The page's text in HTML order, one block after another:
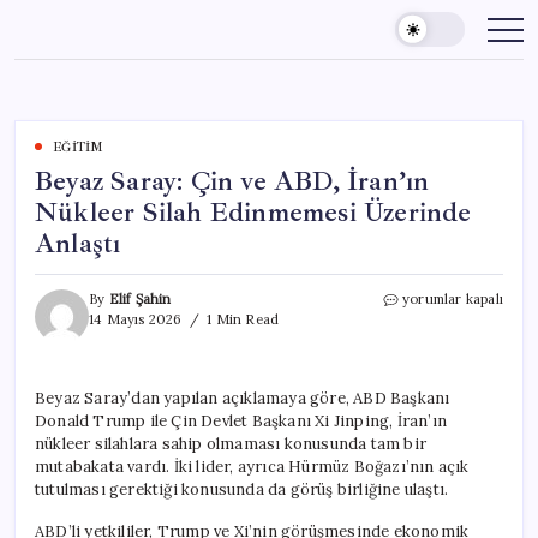
content
EĞITIM
Beyaz Saray: Çin ve ABD, İran’ın
Nükleer Silah Edinmemesi Üzerinde
Anlaştı
By Elif Şahin
14 Mayıs 2026
1 Min Read
Beyaz
İran’ın
Nükleer
Silah
Edinmemesi
Üzerinde
Anlaştı
için
yorumlar kapalı
Beyaz Saray’dan yapılan açıklamaya göre, ABD Başkanı
Donald Trump ile Çin Devlet Başkanı Xi Jinping, İran’ın
nükleer silahlara sahip olmaması konusunda tam bir
mutabakata vardı. İki lider, ayrıca Hürmüz Boğazı’nın açık
tutulması gerektiği konusunda da görüş birliğine ulaştı.
ABD’li yetkililer, Trump ve Xi’nin görüşmesinde ekonomik